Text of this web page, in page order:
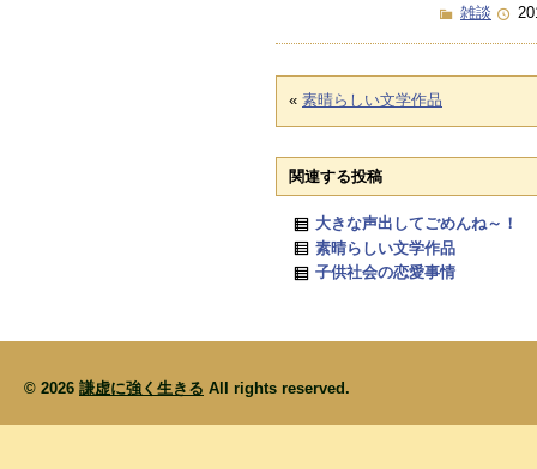
雑談
« 素晴らしい文学作品
関連する投稿
大きな声出してごめんね～！
素晴らしい文学作品
子供社会の恋愛事情
© 2026 謙虚に強く生きる All rights reserved.